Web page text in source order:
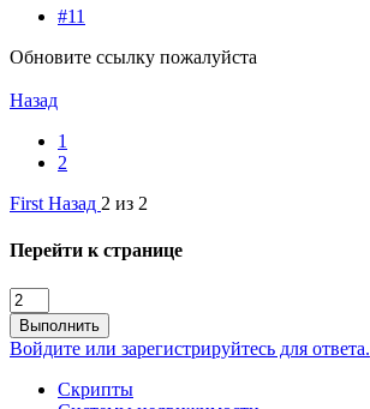
#11
Обновите ссылку пожалуйста
Назад
1
2
First Назад 2 из 2
Перейти к странице
Выполнить
Войдите или зарегистрируйтесь для ответа.
Скрипты